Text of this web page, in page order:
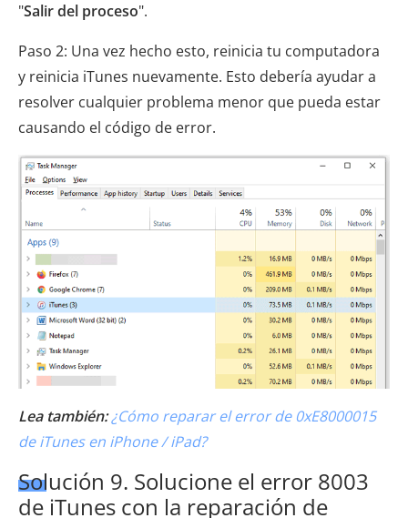
"Salir del proceso".
Paso 2: Una vez hecho esto, reinicia tu computadora
y reinicia iTunes nuevamente. Esto debería ayudar a
resolver cualquier problema menor que pueda estar
causando el código de error.
Lea también:¿Cómo reparar el error de 0xE8000015
de iTunes en iPhone / iPad?
Solución 9. Solucione el error 8003
de iTunes con la reparación de